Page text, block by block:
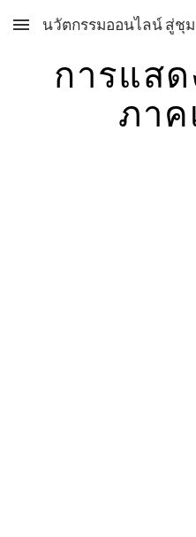
Skip to main content
การแส
ภาค